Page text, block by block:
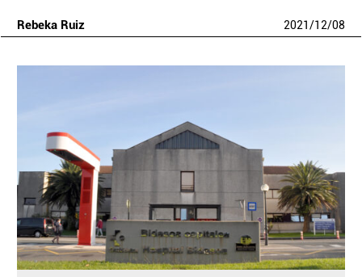
Rebeka Ruiz 2021/12/08